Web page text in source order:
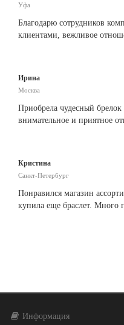
Уфа
Благодарю сотрудников
клиентами, вежливое
Ирина
Москва
Приобрела чудесный
внимательное и приятное
Кристина
Санкт-Петербург
Понравился магазин
купила еще браслет. Много
Информация